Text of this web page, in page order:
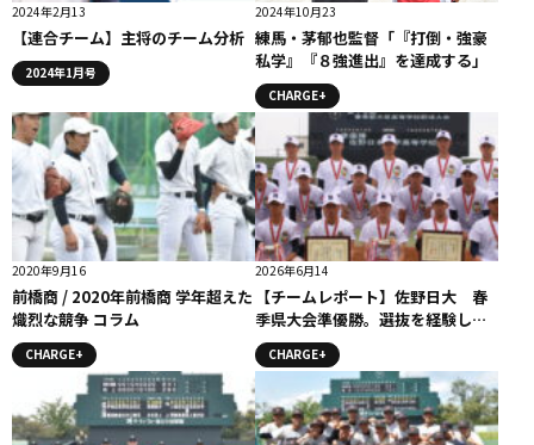
2024年2月13
【連合チーム】主将のチーム分析
2024年1月号
2024年10月23
練馬・茅郁也監督「『打倒・強豪
私学』『８強進出』を達成する」
CHARGE+
2020年9月16
前橋商 / 2020年前橋商 学年超えた
熾烈な競争 コラム
CHARGE+
2026年6月14
【チームレポート】佐野日大 春
季県大会準優勝。選抜を経験しさ
らに成長したチーム
CHARGE+